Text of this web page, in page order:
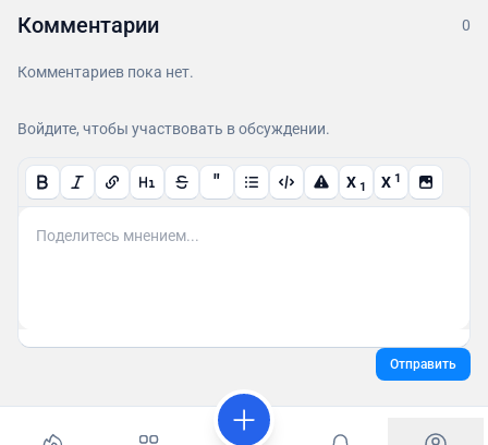
Комментарии 0
Комментариев пока нет.
Войдите, чтобы участвовать в обсуждении.
" X 1 X 1
Отправить